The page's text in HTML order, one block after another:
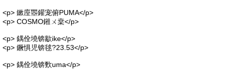
<p> 鏉庢瞾鑵宠俯PUMA</p>
<p> COSMO鎺ㄨ枽</p>
<p> 鍝佺墝锛歂ike</p>
<p> 鐝惧児锛毬?23.53</p>
<p> 鍝佺墝锛歅uma</p>